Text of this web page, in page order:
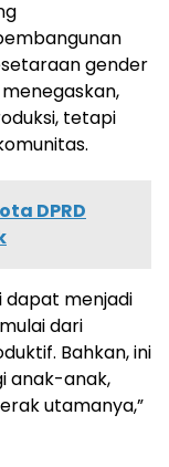
gender
tetapi
DPRD
dapat menjadi
dari
Bahkan, ini
anak-anak,
utamanya,”